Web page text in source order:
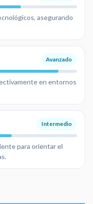
asegurando
Avanzado
en entornos
Intermedio
para orientar el